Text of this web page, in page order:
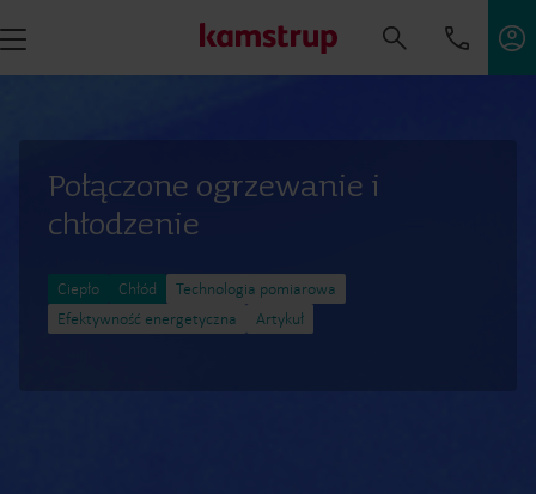
Połączone ogrzewanie i
chłodzenie
Ciepło Chłód
Technologia pomiarowa
Efektywność energetyczna
Artykuł